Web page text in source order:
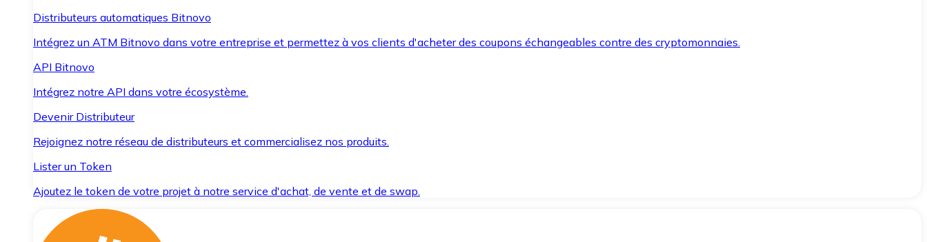
Distributeurs automatiques Bitnovo
Intégrez un ATM Bitnovo dans votre entreprise et permettez à vos clients d'acheter des coupons échangeables contre des cryptomonnaies.
API Bitnovo
Intégrez notre API dans votre écosystème.
Devenir Distributeur
Rejoignez notre réseau de distributeurs et commercialisez nos produits.
Lister un Token
Ajoutez le token de votre projet à notre service d'achat, de vente et de swap.